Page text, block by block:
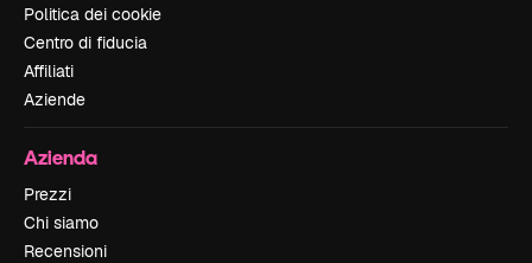
Politica dei cookie
Centro di fiducia
Affiliati
Aziende
Azienda
Prezzi
Chi siamo
Recensioni